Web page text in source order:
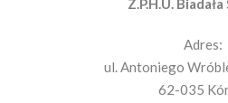
Z.P.H.U. Biadała
Adres:
ul. Antoniego
62-035